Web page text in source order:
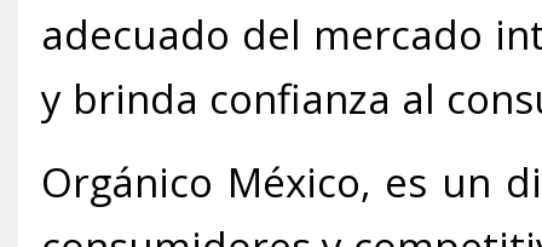
adecuado del mercado
y brinda confianza al
Orgánico México, es un